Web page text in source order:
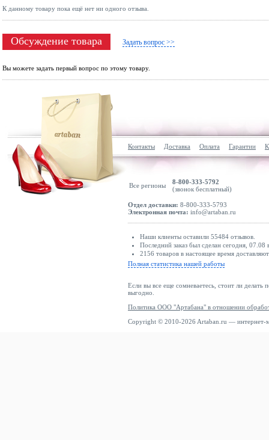
К данному товару пока ещё нет ни одного отзыва.
Обсуждение товара Задать вопрос >>
Вы можете задать первый вопрос по этому товару.
Контакты Доставка Оплата Гарантии
Все регионы
8-800-333-5792
(звонок бесплатный)
Отдел доставки: 8-800-333-5793
Электронная почта: info@artaban.ru
Наши клиенты оставили 55484 отзывов.
Последний заказ был сделан сегодня,
2156 товаров в настоящее время
Полная статистика нашей работы
Если вы все еще сомневаетесь, стоит ли делать
выгодно.
Политика ООО "Артабана" в отношении
Copyright © 2010-2026 Artaban.ru — интернет-